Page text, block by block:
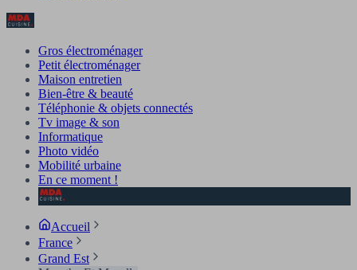
Gros électroménager
Petit électroménager
Maison entretien
Bien-être & beauté
Téléphonie & objets connectés
Tv image & son
Informatique
Photo vidéo
Mobilité urbaine
En ce moment !
Accueil
France
Grand Est